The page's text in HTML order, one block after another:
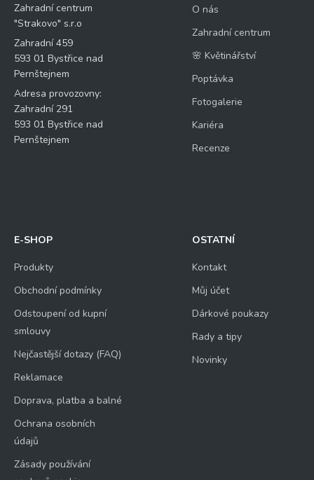
Zahradní centrum
"Strakovo" s.r.o
Zahradní 459
593 01 Bystřice nad
Pernštejnem
Adresa provozovny:
Zahradní 291
593 01 Bystřice nad
Pernštejnem
O nás
Zahradní centrum
🌸 Květinářství
Poptávka
Fotogalerie
Kariéra
Recenze
E-SHOP
Produkty
Obchodní podmínky
Odstoupení od kupní
smlouvy
Nejčastější dotazy (FAQ)
Reklamace
Doprava, platba a balné
Ochrana osobních
údajů
Zásady používání
OSTATNÍ
Kontakt
Můj účet
Dárkové poukazy
Rady a tipy
Novinky